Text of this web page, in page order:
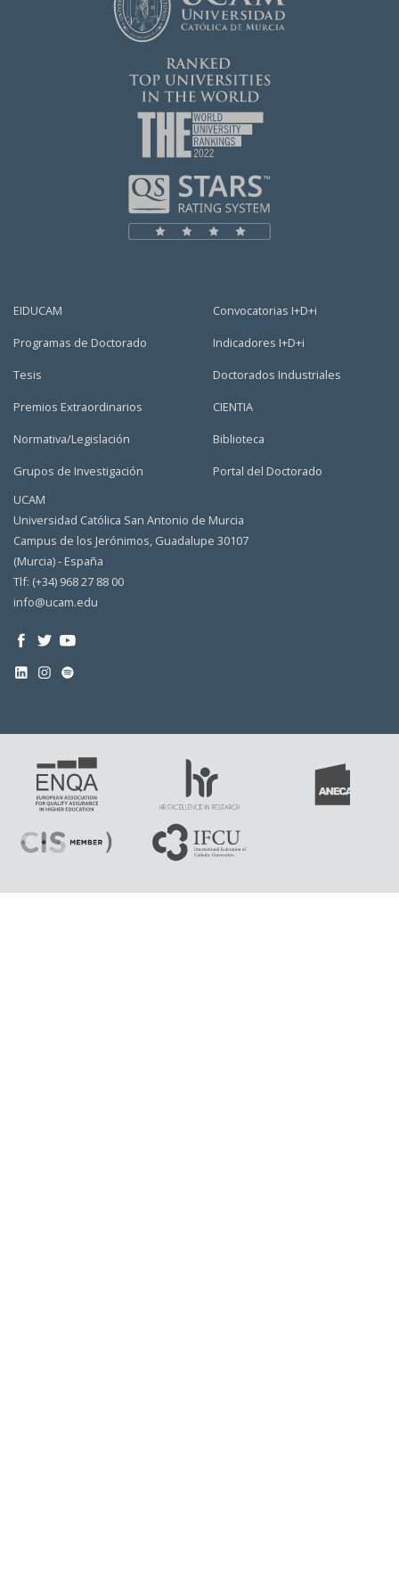
EIDUCAM
Programas de Doctorado
Tesis
Premios Extraordinarios
Normativa/Legislación
Grupos de Investigación
Convocatorias I+D+i
Indicadores I+D+i
Doctorados Industriales
CIENTIA
Biblioteca
Portal del Doctorado
UCAM
Universidad Católica San Antonio de Murcia
Campus de los Jerónimos, Guadalupe 30107
(Murcia) - España
Tlf: (+34) 968 27 88 00
info@ucam.edu